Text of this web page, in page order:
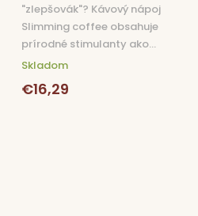
€16,29
Skladom
"zlepšovák"? Kávový nápoj
Slimming coffee obsahuje
prírodné stimulanty ako...